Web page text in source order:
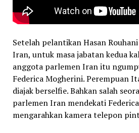
Setelah pelantikan Hasan
Iran, untuk masa jabatan kedua
anggota parlemen Iran itu
Federica Mogherini. Perempuan
diajak berselfie. Bahkan salah
parlemen Iran mendekati
mengarahkan kamera telepon